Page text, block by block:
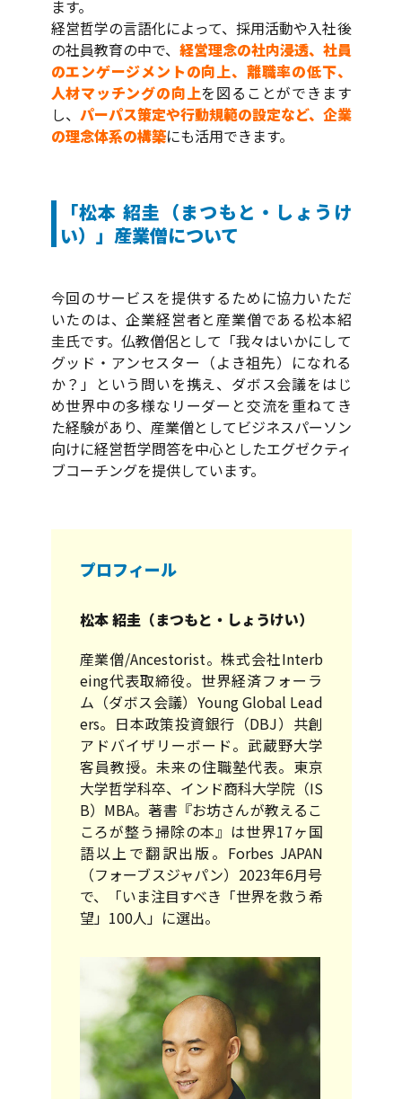
ます。
経営哲学の言語化によって、採用活動や入社後
の社員教育の中で、 経営理念の社内浸透、社員
のエンゲージメントの向上、離職率の低下、
人材マッチングの向上を図ることができます
し、 パーパス策定や行動規範の設定など、企業
の理念体系の構築にも活用できます。
「松本 紹圭（まつもと・しょうけ
い）」産業僧について
今回のサービスを提供するために協力いただ
いたのは、企業経営者と産業僧である松本紹
圭氏です。仏教僧侶として「我々はいかにして
グッド・アンセスター（よき祖先）になれる
か？」という問いを携え、ダボス会議をはじ
め世界中の多様なリーダーと交流を重ねてき
た経験があり、産業僧としてビジネスパーソン
向けに経営哲学問答を中心としたエグゼクティ
ブコーチングを提供しています。
プロフィール
松本 紹圭（まつもと・しょうけい）
産業僧/Ancestorist。株式会社Interb
eing代表取締役。世界経済フォーラ
ム（ダボス会議）Young Global Lead
ers。日本政策投資銀行（DBJ）共創
アドバイザリーボード。武蔵野大学
客員教授。未来の住職塾代表。東京
大学哲学科卒、インド商科大学院（IS
B）MBA。著書『お坊さんが教えるこ
ころが整う掃除の本』は世界17ヶ国
語以上で翻訳出版。Forbes JAPAN
（フォーブスジャパン）2023年6月号
で、「いま注目すべき「世界を救う希
望」100人」に選出。